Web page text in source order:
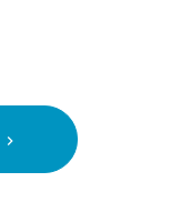
keyboard_arrow_right